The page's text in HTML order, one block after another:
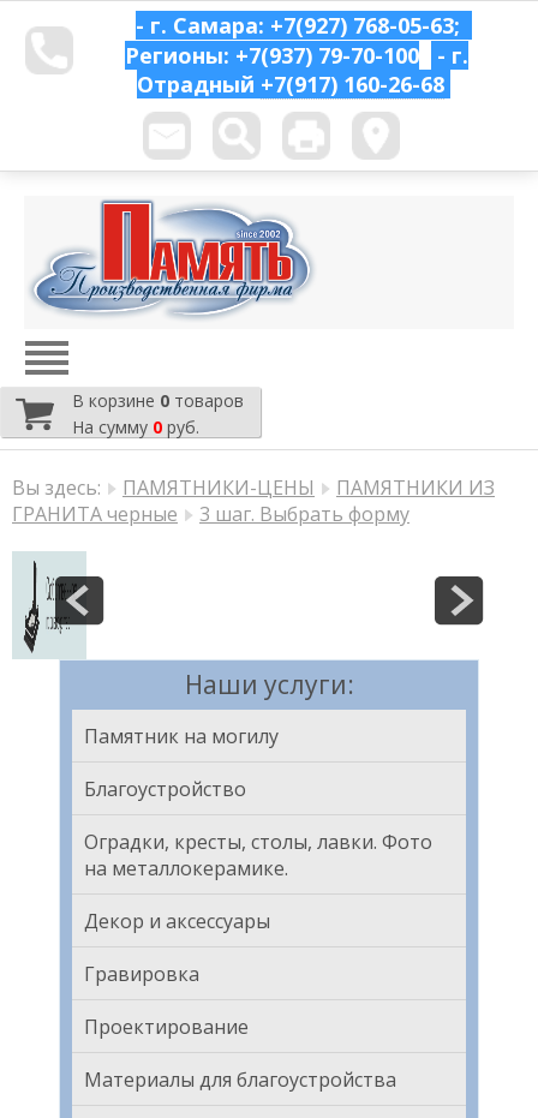
- г. Самара: +7(927) 768-05-63;
Регионы: +7(937) 79-70-100
- г.
Отрадный +7(917) 160-26-68
В корзине 0 товаров
На сумму 0 руб.
Вы здесь: ПАМЯТНИКИ-ЦЕНЫ
ПАМЯТНИКИ ИЗ
ГРАНИТА черные
3 шаг. Выбрать форму
Наши услуги:
Памятник на могилу
Благоустройство
Оградки, кресты, столы, лавки. Фото
на металлокерамике.
Декор и аксессуары
Гравировка
Проектирование
Материалы для благоустройства